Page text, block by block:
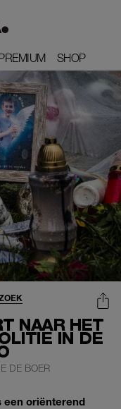
SHOP
SHOP
NAAR HET
IN DE
DE BOER
een oriënterend